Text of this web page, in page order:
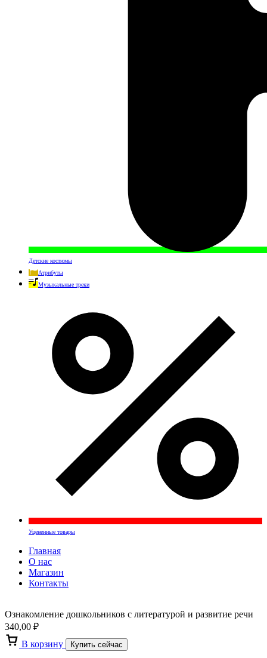
Детские костюмы
Атрибуты
Музыкальные треки
Уцененные товары
Главная
О нас
Магазин
Контакты
Ознакомление дошкольников с литературой и развитие речи
340,00 ₽
В корзину
Купить сейчас